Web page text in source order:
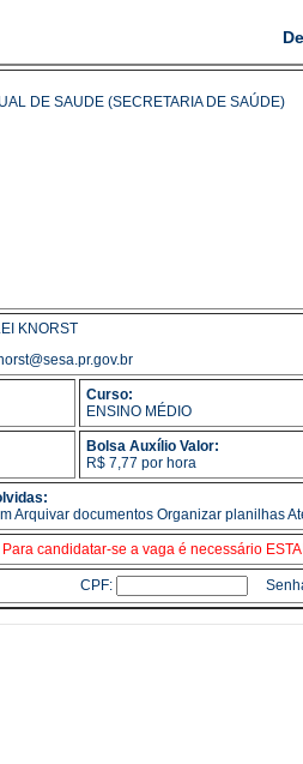
DE SAUDE (SECRETARIA DE SAÚDE)
KNORST
Curso:
ENSINO MÉDIO
Bolsa Auxílio Valor:
R$ 7,77 por hora
Arquivar documentos Organizar planilhas
Para candidatar-se a vaga é necessário
CPF: